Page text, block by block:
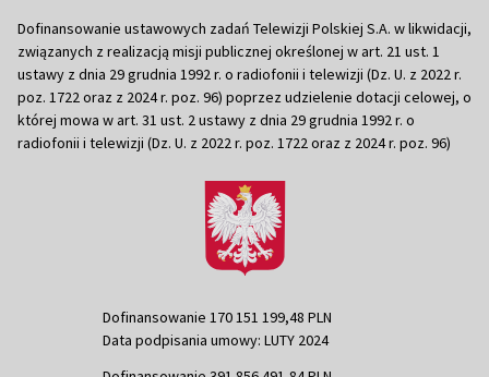
Dofinansowanie ustawowych zadań Telewizji Polskiej S.A. w likwidacji,
związanych z realizacją misji publicznej określonej w art. 21 ust. 1
ustawy z dnia 29 grudnia 1992 r. o radiofonii i telewizji (Dz. U. z 2022 r.
poz. 1722 oraz z 2024 r. poz. 96) poprzez udzielenie dotacji celowej, o
której mowa w art. 31 ust. 2 ustawy z dnia 29 grudnia 1992 r. o
radiofonii i telewizji (Dz. U. z 2022 r. poz. 1722 oraz z 2024 r. poz. 96)
Dofinansowanie 170 151 199,48 PLN
Data podpisania umowy: LUTY 2024